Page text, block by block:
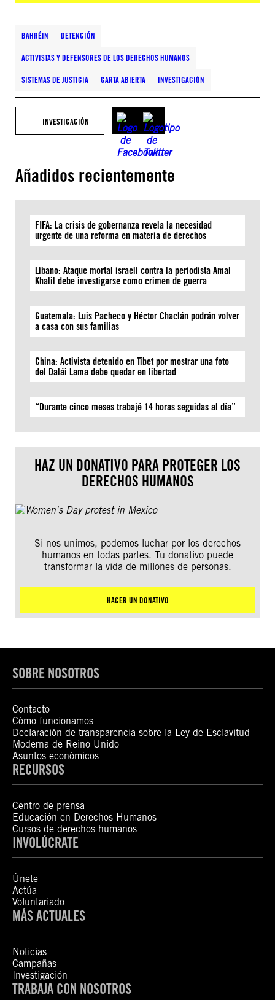
BAHRÉIN DETENCIÓN
ACTIVISTAS Y DEFENSORES DE LOS DERECHOS HUMANOS
SISTEMAS DE JUSTICIA CARTA ABIERTA INVESTIGACIÓN
INVESTIGACIÓN
Añadidos recientemente
FIFA: La crisis de gobernanza revela la necesidad
urgente de una reforma en materia de derechos
Líbano: Ataque mortal israelí contra la periodista Amal
Khalil debe investigarse como crimen de guerra
Guatemala: Luis Pacheco y Héctor Chaclán podrán volver
a casa con sus familias
China: Activista detenido en Tíbet por mostrar una foto
del Dalái Lama debe quedar en libertad
“Durante cinco meses trabajé 14 horas seguidas al día”
HAZ UN DONATIVO PARA PROTEGER LOS
DERECHOS HUMANOS
Si nos unimos, podemos luchar por los derechos
humanos en todas partes. Tu donativo puede
transformar la vida de millones de personas.
HACER UN DONATIVO
SOBRE NOSOTROS
Contacto
Cómo funcionamos
Declaración de transparencia sobre la Ley de Esclavitud
Moderna de Reino Unido
Asuntos económicos
RECURSOS
Centro de prensa
Educación en Derechos Humanos
Cursos de derechos humanos
INVOLÚCRATE
Únete
Actúa
Voluntariado
MÁS ACTUALES
Noticias
Campañas
Investigación
TRABAJA CON NOSOTROS